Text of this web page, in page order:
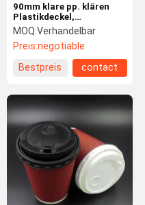
90mm klare pp. klären
Plastikdeckel,
kompostierbare
Kaffeetasse-Deckel-
Wärmetoleranz
MOQ:Verhandelbar
Preis:negotiable
Bestpreis
contact